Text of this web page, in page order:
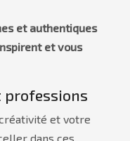
et authentiques
et vous
professions
et votre
dans ces